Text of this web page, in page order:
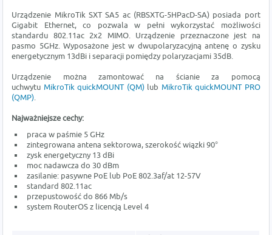
Urządzenie MikroTik SXT SA5 ac (RBSXTG-5HPacD-SA) posiada port
Gigabit Ethernet, co pozwala w pełni wykorzystać możliwości
standardu 802.11ac 2x2 MIMO. Urządzenie przeznaczone jest na
pasmo 5GHz. Wyposażone jest w dwupolaryzacyjną antenę o zysku
energetycznym 13dBi i separacji pomiędzy polaryzacjami 35dB.
Urządzenie można zamontować na ścianie za pomocą
uchwytu MikroTik quickMOUNT (QM)lub MikroTik quickMOUNT PRO
(QMP).
Najważniejsze cechy:
praca w paśmie 5 GHz
zintegrowana antena sektorowa, szerokość wiązki 90°
zysk energetyczny 13 dBi
moc nadawcza do 30 dBm
zasilanie: pasywne PoE lub PoE 802.3af/at 12-57V
standard 802.11ac
przepustowość do 866 Mb/s
system RouterOS z licencją Level 4